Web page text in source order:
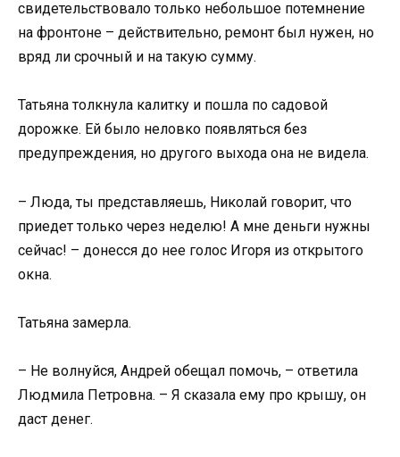
свидетельствовало только небольшое потемнение
на фронтоне – действительно, ремонт был нужен, но
вряд ли срочный и на такую сумму.
Татьяна толкнула калитку и пошла по садовой
дорожке. Ей было неловко появляться без
предупреждения, но другого выхода она не видела.
– Люда, ты представляешь, Николай говорит, что
приедет только через неделю! А мне деньги нужны
сейчас! – донесся до нее голос Игоря из открытого
окна.
Татьяна замерла.
– Не волнуйся, Андрей обещал помочь, – ответила
Людмила Петровна. – Я сказала ему про крышу, он
даст денег.